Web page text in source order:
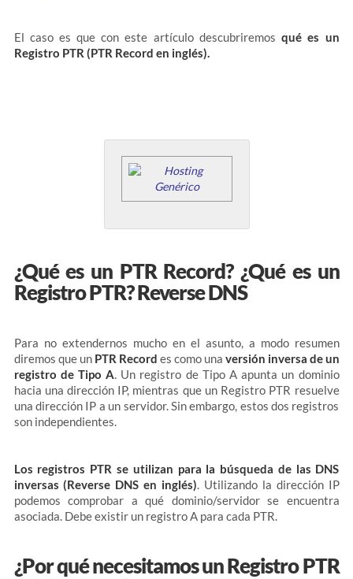
El caso es que con este artículo descubriremosqué es un
Registro PTR (PTR Record en inglés).
¿Qué es un PTR Record? ¿Qué es un
Registro PTR? Reverse DNS
Para no extendernos mucho en el asunto, a modo resumen
diremos que un PTR Record es como una versión inversa de un
registro de Tipo A. Un registro de Tipo A apunta un dominio
hacia una dirección IP, mientras que un Registro PTR resuelve
una dirección IP a un servidor. Sin embargo, estos dos registros
son independientes.
Los registros PTR se utilizan para la búsqueda de las DNS
inversas (Reverse DNS en inglés). Utilizando la dirección IP
podemos comprobar a qué dominio/servidor se encuentra
asociada. Debe existir un registro A para cada PTR.
¿Por qué necesitamos un Registro PTR